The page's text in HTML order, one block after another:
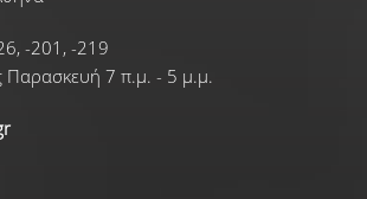
-201, -219
Παρασκευή 7 π.μ. - 5 μ.μ.